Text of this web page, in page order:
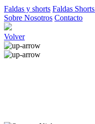
Faldas y shorts Faldas Shorts
Sobre Nosotros Contacto
Volver